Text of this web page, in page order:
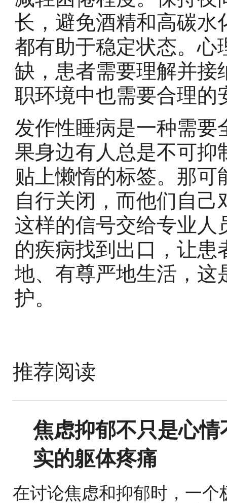
长，避免酒精和高碳
都有助于稳定状态。
缺，患者需要理解并
职环境中也需要合理的
发作性睡病是一种需
果身边有人总是不可
贴上懒惰的标签。那
自行关闭，而他们自
这样的信号交给专业
的疾病找到出口，让
地、有尊严地生活，
护。
推荐阅读
焦虑抑郁不只是心
实的躯体疼痛
在讨论焦虑和抑郁时，一